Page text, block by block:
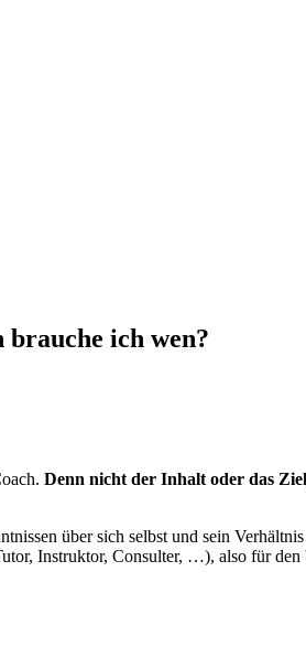
brauche ich wen?
Denn nicht der Inhalt oder das
über sich selbst und sein
Instruktor, Consulter, …), also für